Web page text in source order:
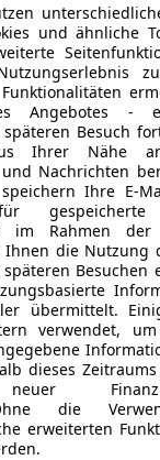
und ähnliche
Angebotes
Besuch
Ihrer Nähe
Nachrichten
Ihre E-
im Rahmen der
die Nutzung
übermittelt.
verwendet,
dieses
die
erweiterten